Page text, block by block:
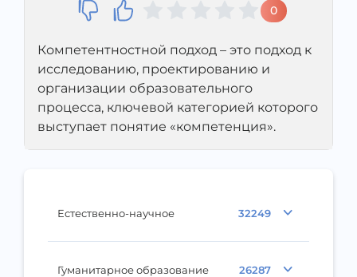
Естественно-научное 32249
Гуманитарное образование 26287
0
Компетентностной подход – это подход к
исследованию, проектированию и
организации образовательного
процесса, ключевой категорией которого
выступает понятие «компетенция».